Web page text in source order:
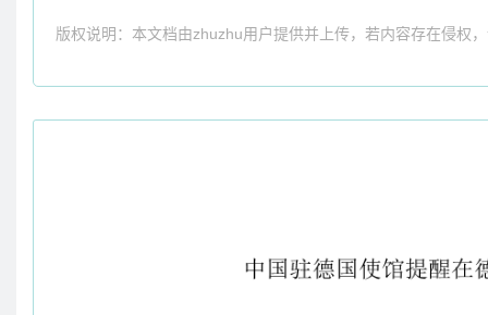
版权说明：本文档由zhuzhu用户提供并上传，若内容存在侵权